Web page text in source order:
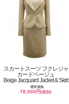
スカートスーツ フクレジャ
カードベージュ
Beige Jacquard Jacket & Skirt
通常価格
78,000円(税別)